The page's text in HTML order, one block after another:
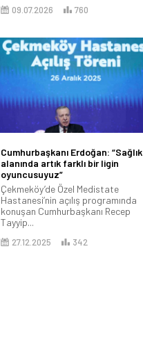
09.07.2026 760
Cumhurbaşkanı Erdoğan: “Sağlık
alanında artık farklı bir ligin
oyuncusuyuz”
Çekmeköy’de Özel Medistate
Hastanesi’nin açılış programında
konuşan Cumhurbaşkanı Recep
Tayyip...
27.12.2025 342